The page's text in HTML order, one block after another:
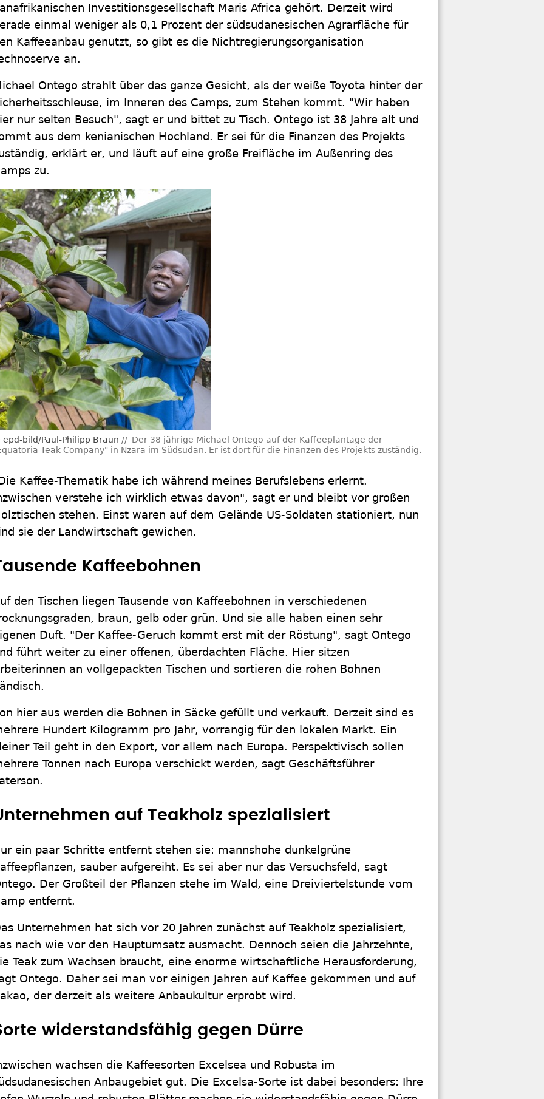
Investitionsgesellschaft Maris Africa gehört. Derzeit wird
einmal weniger als 0,1 Prozent der südsudanesischen Agrarfläche für
Kaffeeanbau genutzt, so gibt es die Nichtregierungsorganisation
an.
Ontego strahlt über das ganze Gesicht, als der weiße Toyota hinter der
im Inneren des Camps, zum Stehen kommt. "Wir haben
nur selten Besuch", sagt er und bittet zu Tisch. Ontego ist 38 Jahre alt und
aus dem kenianischen Hochland. Er sei für die Finanzen des Projekts
erklärt er, und läuft auf eine große Freifläche im Außenring des
zu.
epd-bild/Paul-Philipp Braun
Der 38 jährige Michael Ontego auf der Kaffeeplantage der
Teak Company" in Nzara im Südsudan. Er ist dort für die Finanzen des Projekts zuständig.
Kaffee-Thematik habe ich während meines Berufslebens erlernt.
verstehe ich wirklich etwas davon", sagt er und bleibt vor großen
stehen. Einst waren auf dem Gelände US-Soldaten stationiert, nun
sie der Landwirtschaft gewichen.
Kaffeebohnen
den Tischen liegen Tausende von Kaffeebohnen in verschiedenen
braun, gelb oder grün. Und sie alle haben einen sehr
Duft. "Der Kaffee-Geruch kommt erst mit der Röstung", sagt Ontego
führt weiter zu einer offenen, überdachten Fläche. Hier sitzen
an vollgepackten Tischen und sortieren die rohen Bohnen
hier aus werden die Bohnen in Säcke gefüllt und verkauft. Derzeit sind es
Hundert Kilogramm pro Jahr, vorrangig für den lokalen Markt. Ein
Teil geht in den Export, vor allem nach Europa. Perspektivisch sollen
Tonnen nach Europa verschickt werden, sagt Geschäftsführer
auf Teakholz spezialisiert
ein paar Schritte entfernt stehen sie: mannshohe dunkelgrüne
sauber aufgereiht. Es sei aber nur das Versuchsfeld, sagt
Der Großteil der Pflanzen stehe im Wald, eine Dreiviertelstunde vom
entfernt.
Unternehmen hat sich vor 20 Jahren zunächst auf Teakholz spezialisiert,
nach wie vor den Hauptumsatz ausmacht. Dennoch seien die Jahrzehnte,
Teak zum Wachsen braucht, eine enorme wirtschaftliche Herausforderung,
Ontego. Daher sei man vor einigen Jahren auf Kaffee gekommen und auf
der derzeit als weitere Anbaukultur erprobt wird.
widerstandsfähig gegen Dürre
wachsen die Kaffeesorten Excelsea und Robusta im
Anbaugebiet gut. Die Excelsa-Sorte ist dabei besonders: Ihre